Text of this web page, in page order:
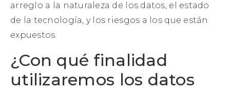
arreglo a la naturaleza de los datos, el estado
de la tecnología, y los riesgos a los que están
expuestos.
¿Con qué finalidad
utilizaremos los datos